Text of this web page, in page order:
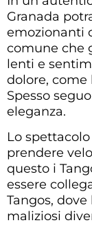
Granada
emozionanti
comune che
lenti e
dolore, come
Spesso
eleganza.
Lo
prendere
questo i
essere
Tangos,
maliziosi